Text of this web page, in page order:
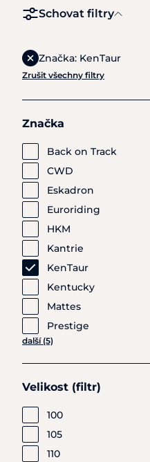
Schovat filtry
Značka: KenTaur
Zrušit všechny filtry
Značka
Back on Track
CWD
Eskadron
Euroriding
HKM
Kantrie
KenTaur
Kentucky
Mattes
Prestige
další (5)
Velikost (filtr)
100
105
110